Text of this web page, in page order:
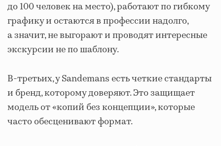
до 100 человек на место), работают по гибкому
графику и остаются в профессии надолго,
а значит, не выгорают и проводят интересные
экскурсии не по шаблону.
В-третьих, у Sandemans есть четкие стандарты
и бренд, которому доверяют. Это защищает
модель от «копий без концепции», которые
часто обесценивают формат.